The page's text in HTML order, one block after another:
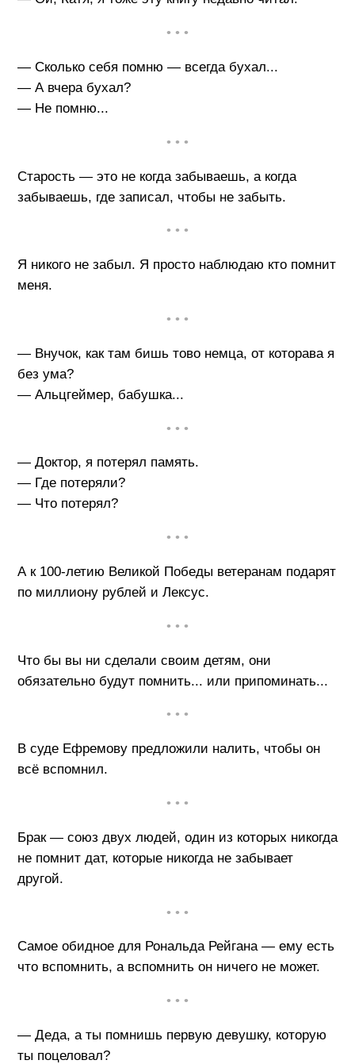
• • •
— Сколько себя помню — всегда бухал...
— А вчера бухал?
— Не помню...
• • •
Старость — это не когда забываешь, а когда
забываешь, где записал, чтобы не забыть.
• • •
Я никого не забыл. Я просто наблюдаю кто помнит
меня.
• • •
— Внучок, как там бишь тово немца, от которава я
без ума?
— Альцгеймер, бабушка...
• • •
— Доктор, я потерял память.
— Где потеряли?
— Что потерял?
• • •
А к 100-летию Великой Победы ветеранам подарят
по миллиону рублей и Лексус.
• • •
Что бы вы ни сделали своим детям, они
обязательно будут помнить... или припоминать...
• • •
В суде Ефремову предложили налить, чтобы он
всё вспомнил.
• • •
Брак — союз двух людей, один из которых никогда
не помнит дат, которые никогда не забывает
другой.
• • •
Самое обидное для Рональда Рейгана — ему есть
что вспомнить, а вспомнить он ничего не может.
• • •
— Деда, а ты помнишь первую девушку, которую
ты поцеловал?